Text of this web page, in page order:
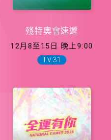
殘特奧會速遞
12月8至15日 晚上9:00
TV31